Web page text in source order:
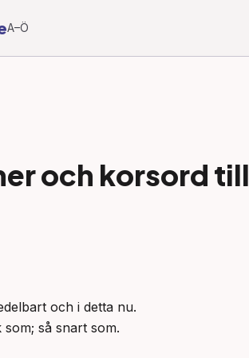
A–Ö
och korsord till
och i detta nu.
så snart som.